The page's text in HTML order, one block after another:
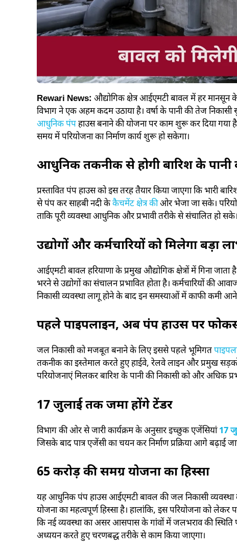
Rewari News: औद्योगिक क्षेत्र आईएमटी बावल में हर मानसून
विभाग ने एक अहम कदम उठाया है। वर्षा के पानी की तेज निकासी
आधुनिक पंपहाउस बनाने की योजना पर काम शुरू कर दिया
समय में परियोजना का निर्माण कार्य शुरू हो सकेगा।
आधुनिक तकनीक से होगी बारिश के पानी
प्रस्तावित पंप हाउस को इस तरह तैयार किया जाएगा कि भारी
से पंप कर साहबी नदी केकैचमेंट क्षेत्र कीओर भेजा जा सके।
ताकि पूरी व्यवस्था आधुनिक और प्रभावी तरीके से संचालित हो सके।
उद्योगों और कर्मचारियों को मिलेगा बड़ा
आईएमटी बावल हरियाणा के प्रमुख औद्योगिक क्षेत्रों में गिना
भरने से उद्योगों का संचालन प्रभावित होता है। कर्मचारियों की
निकासी व्यवस्था लागू होने के बाद इन समस्याओं में काफी कमी आने
पहले पाइपलाइन, अब पंप हाउस पर
जल निकासी को मजबूत बनाने के लिए इससे पहले भूमिगत
तकनीक का इस्तेमाल करते हुए हाईवे, रेलवे लाइन और प्रमुख
परियोजनाएं मिलकर बारिश के पानी की निकासी को और अधिक
17 जुलाई तक जमा होंगे टेंडर
विभाग की ओर से जारी कार्यक्रम के अनुसार इच्छुक एजेंसियां17
जिसके बाद पात्र एजेंसी का चयन कर निर्माण प्रक्रिया आगे बढ़ाई
65 करोड़ की समग्र योजना का हिस्सा
यह आधुनिक पंप हाउस आईएमटी बावल की जल निकासी व्यवस्था
योजना का महत्वपूर्ण हिस्सा है। हालांकि, इस परियोजना को
कि नई व्यवस्था का असर आसपास के गांवों में जलभराव की
अध्ययन करते हुए चरणबद्ध तरीके से काम किया जाएगा।